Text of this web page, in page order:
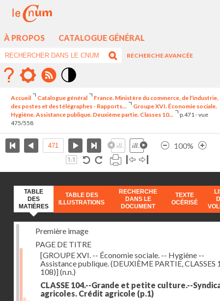
À PROPOS CATALOGUE GÉNÉRAL
RECHERCHE AVANCÉE
élévé
Accueil Catalogue général
France. Ministère du commerce, de l'industrie,
des postes et des télégraphes - Rapports...
Groupe XVI. Économie sociale.
Hygiène. Assistance publique. Deuxième partie. Classes 10...
p.471 - vue
475/558
100%
TABLE
DES
MATIÈRES
TABLE DES
ILLUSTRATIONS
RECHERCHE
DANS LE
DOCUMENT
TEXTE
OCÉRISÉ
Première image
PAGE DE TITRE
[GROUPE XVI. -- Économie sociale. -- Hygiène --
Assistance publique. (DEUXIÈME PARTIE, CLASSES
108)](n.n.)
CLASSE 104.--Grande et petite culture.--
agricoles. Crédit agricole (p.1)